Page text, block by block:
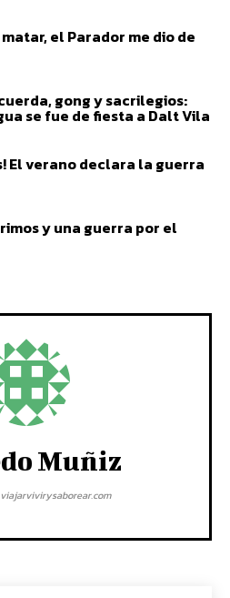
el Parador me dio de
gong y sacrilegios:
se fue de fiesta a Dalt Vila
El verano declara la guerra
y una guerra por el
Muñiz